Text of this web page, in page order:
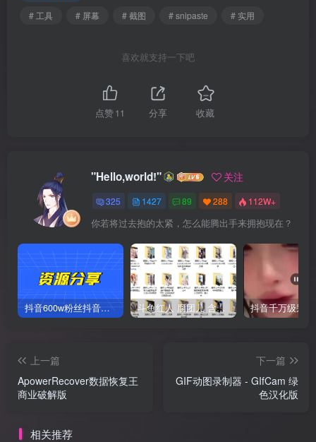
# 工具
# 屏幕 # 截图 # snipaste # 实用
喜欢就支持一下吧
点赞11 分享 收藏
"Hello,world!" 关注
325 1427 89 288 112W+
你若将过去抱的太紧，怎么能腾出手来拥抱现在？
抖音600w粉丝抖音网红痞幼一手资料 877P 500M 含私拍 斗鱼红人 腐团儿 含付费 大尺写真 32套
上一篇
ApowerRecover数据恢复王
商业破解版
下一篇
GIF动图录制器 - GIfCam 绿
色汉化版
相关推荐